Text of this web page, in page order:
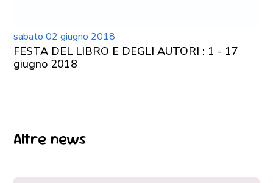
sabato 02 giugno 2018
FESTA DEL LIBRO E DEGLI AUTORI : 1 - 17
giugno 2018
Altre news